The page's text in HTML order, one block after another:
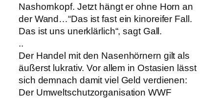
Nashornkopf. Jetzt hängt er ohne Horn an
der Wand…“Das ist fast ein kinoreifer Fall.
Das ist uns unerklärlich“, sagt Gall.
..
Der Handel mit den Nasenhörnern gilt als
äußerst lukrativ. Vor allem in Ostasien lässt
sich demnach damit viel Geld verdienen:
Der Umweltschutzorganisation WWF